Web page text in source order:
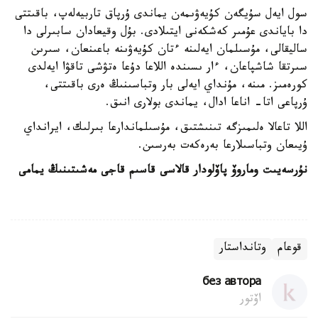
سول ايەل سۇيگەن كۇيەۋىمەن يماندى ۇرپاق تاربيەلەپ، باقىتتى
دا باياندى عۇمىر كەشكەنى ايتىلادى. بۇل وقيعادان سابىرلى دا
ساليقالى، مۇسىلمان ايەلىنە ءتان كۇيەۋىنە باعىنعان، سىرىن
سىرتقا شاشپاعان، ءار ىسىندە اللاعا دۇعا ەتۋشى تاقۋا ايەلدى
كورەمىز. مىنە، مۇنداي ايەلى بار وتباسىنىڭ ەرى باقىتتى،
ۇرپاعى اتا- اناعا ادال، يماندى بولارى انىق.
اللا تاعالا ەلىمىزگە تىنىشتىق، مۇسىلماندارعا بىرلىك، ايرانداي
ۇيىعان وتباسىلارعا بەرەكەت بەرسىن.
نۇرسەيىت وماروۆ پاۆلودار قالاسى قاسىم قاجى مەشىتىنىڭ يمامى
قوعام وتانداستار
без автора
اۆتور